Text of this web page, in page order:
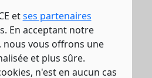
etses partenaires
En acceptant notre
vous offrons une
et plus sûre.
n'est en aucun cas